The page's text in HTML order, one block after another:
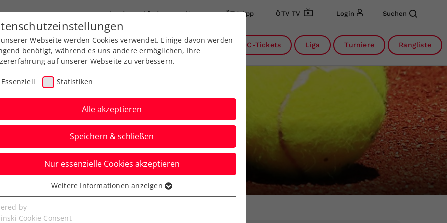
Landesverbände News ÖTV App ÖTV TV Login Suchen
Ausbildung Services Über uns DC-Tickets Liga Turniere Rangliste
Aktuelle News
Webseite werden Cookies verwendet. Einige davon werden
benötigt, während es uns andere ermöglichen, Ihre
auf unserer Webseite zu verbessern.
Essenziell Statistiken
Alle akzeptieren
Speichern & schließen
Nur essenzielle Cookies akzeptieren
Cookies werden für grundlegende Funktionen der
benötigt. Dadurch ist gewährleistet, dass die Webseite
Weitere Informationen anzeigen
by
Cookie Consent